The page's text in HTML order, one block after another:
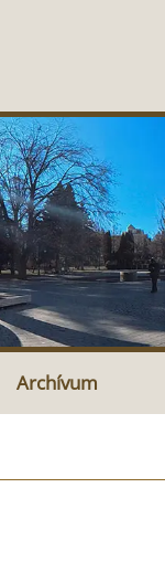
Archívum